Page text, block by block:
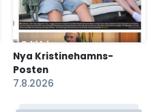
Nya Kristinehamns-
Posten
7.8.2026